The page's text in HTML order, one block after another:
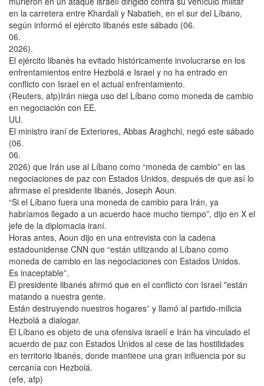
en la carretera entre Khardali y Nabatieh, en el sur del Líbano,
según informó el ejército libanés este sábado (06.
06.
2026).
El ejército libanés ha evitado históricamente involucrarse en los
enfrentamientos entre Hezbolá e Israel y no ha entrado en
conflicto con Israel en el actual enfrentamiento.
(Reuters, afp)Irán niega uso del Líbano como moneda de cambio
en negociación con EE.
UU.
El ministro iraní de Exteriores, Abbas Araghchi, negó este sábado
(06.
06.
2026) que Irán use al Líbano como “moneda de cambio” en las
negociaciones de paz con Estados Unidos, después de que así lo
afirmase el presidente libanés, Joseph Aoun.
“Si el Líbano fuera una moneda de cambio para Irán, ya
habríamos llegado a un acuerdo hace mucho tiempo”, dijo en X el
jefe de la diplomacia iraní.
Horas antes, Aoun dijo en una entrevista con la cadena
estadounidense CNN que “están utilizando al Líbano como
moneda de cambio en las negociaciones con Estados Unidos.
Es inaceptable”.
El presidente libanés afirmó que en el conflicto con Israel "están
matando a nuestra gente.
Están destruyendo nuestros hogares” y llamó al partido-milicia
Hezbolá a dialogar.
El Líbano es objeto de una ofensiva israelí e Irán ha vinculado el
acuerdo de paz con Estados Unidos al cese de las hostilidades
en territorio libanés, donde mantiene una gran influencia por su
cercanía con Hezbolá.
(efe, afp)